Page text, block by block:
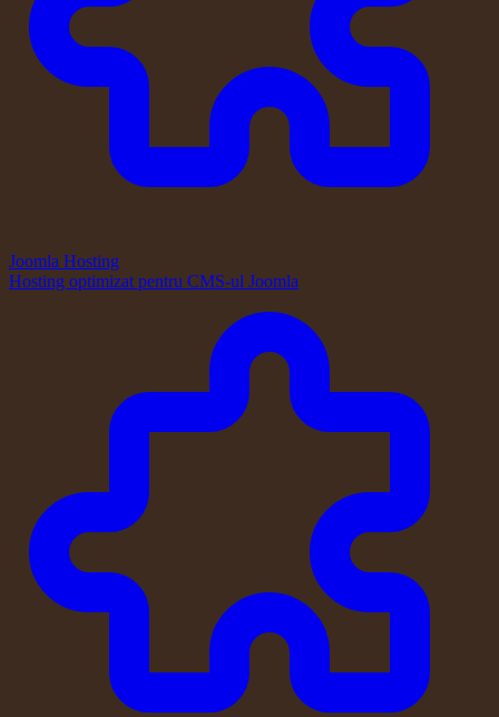
Joomla Hosting
Hosting optimizat pentru CMS-ul Joomla